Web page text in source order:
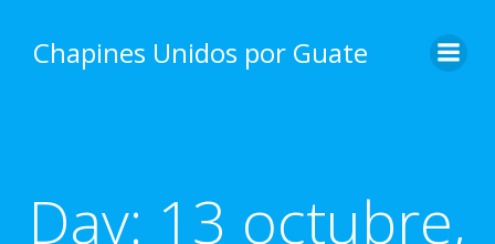
content
Chapines Unidos por Guate
Day: 13 octubre,